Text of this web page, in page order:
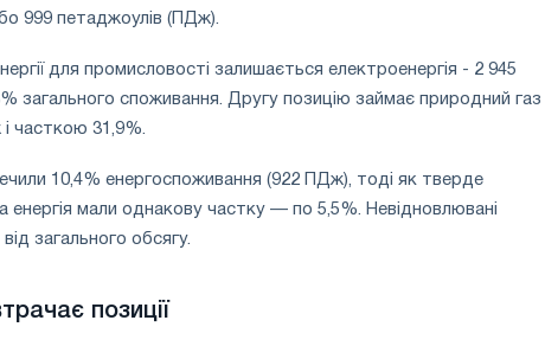
999 петаджоулів (ПДж).
для промисловості залишається електроенергія - 2 945
загального споживання. Другу позицію займає природний газ
часткою 31,9%.
10,4% енергоспоживання (922 ПДж), тоді як тверде
енергія мали однакову частку — по 5,5%. Невідновлювані
загального обсягу.
позиції